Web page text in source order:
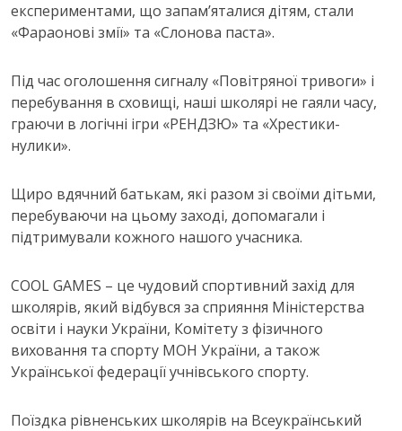
експериментами, що запам’яталися дітям, стали
«Фараонові змії» та «Слонова паста».
Під час оголошення сигналу «Повітряної тривоги» і
перебування в сховищі, наші школярі не гаяли часу,
граючи в логічні ігри «РЕНДЗЮ» та «Хрестики-
нулики».
Щиро вдячний батькам, які разом зі своїми дітьми,
перебуваючи на цьому заході, допомагали і
підтримували кожного нашого учасника.
COOL GAMES – це чудовий спортивний захід для
школярів, який відбувся за сприяння Міністерства
освіти і науки України, Комітету з фізичного
виховання та спорту МОН України, а також
Української федерації учнівського спорту.
Поїздка рівненських школярів на Всеукраїнський